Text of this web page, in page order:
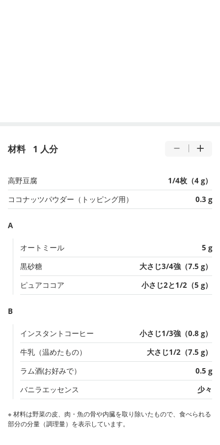
材料 1 人分
高野豆腐
1/4枚（4 g）
ココナッツパウダー（トッピング用）
0.3 g
A
オートミール
5 g
黒砂糖
大さじ3/4強（7.5 g）
ピュアココア
小さじ2と1/2（5 g）
B
インスタントコーヒー
小さじ1/3強（0.8 g）
牛乳（温めたもの）
大さじ1/2（7.5 g）
ラム酒(お好みで）
0.5 g
バニラエッセンス
少々
※ 材料は野菜の皮、肉・魚の骨や内臓を取り除いたもので、食べられる
部分の分量（調理量）を表示しています。